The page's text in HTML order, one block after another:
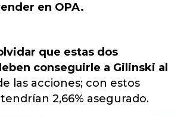
en OPA.
que estas dos
conseguirle a Gilinski al
las acciones; con estos
2,66% asegurado.